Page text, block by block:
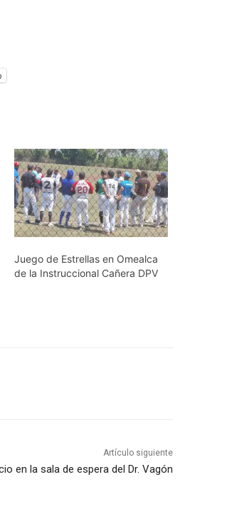
Juego de Estrellas en Omealca
de la Instruccional Cañera DPV
Artículo siguiente
en la sala de espera del Dr. Vagón